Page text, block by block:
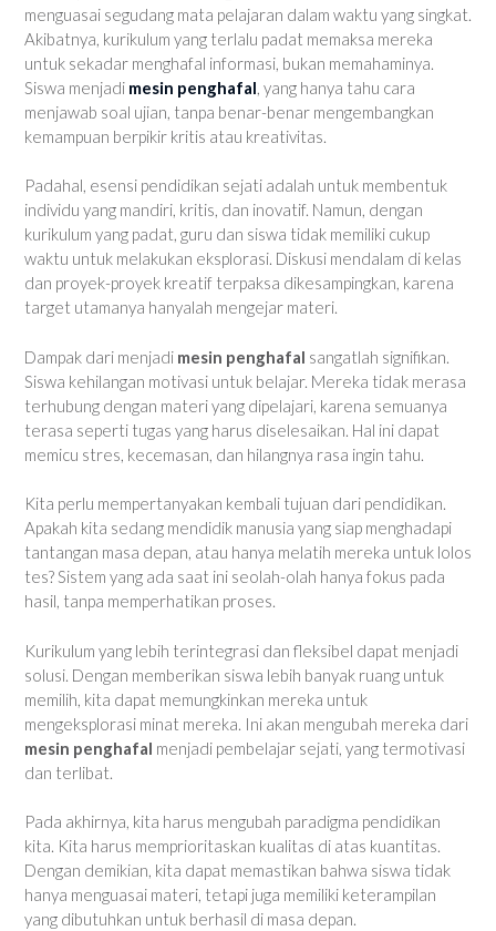
menguasai segudang mata pelajaran dalam waktu yang singkat.
Akibatnya, kurikulum yang terlalu padat memaksa mereka
untuk sekadar menghafal informasi, bukan memahaminya.
Siswa menjadi mesin penghafal, yang hanya tahu cara
menjawab soal ujian, tanpa benar-benar mengembangkan
kemampuan berpikir kritis atau kreativitas.
Padahal, esensi pendidikan sejati adalah untuk membentuk
individu yang mandiri, kritis, dan inovatif. Namun, dengan
kurikulum yang padat, guru dan siswa tidak memiliki cukup
waktu untuk melakukan eksplorasi. Diskusi mendalam di kelas
dan proyek-proyek kreatif terpaksa dikesampingkan, karena
target utamanya hanyalah mengejar materi.
Dampak dari menjadi mesin penghafal sangatlah signifikan.
Siswa kehilangan motivasi untuk belajar. Mereka tidak merasa
terhubung dengan materi yang dipelajari, karena semuanya
terasa seperti tugas yang harus diselesaikan. Hal ini dapat
memicu stres, kecemasan, dan hilangnya rasa ingin tahu.
Kita perlu mempertanyakan kembali tujuan dari pendidikan.
Apakah kita sedang mendidik manusia yang siap menghadapi
tantangan masa depan, atau hanya melatih mereka untuk lolos
tes? Sistem yang ada saat ini seolah-olah hanya fokus pada
hasil, tanpa memperhatikan proses.
Kurikulum yang lebih terintegrasi dan fleksibel dapat menjadi
solusi. Dengan memberikan siswa lebih banyak ruang untuk
memilih, kita dapat memungkinkan mereka untuk
mengeksplorasi minat mereka. Ini akan mengubah mereka dari
mesin penghafal menjadi pembelajar sejati, yang termotivasi
dan terlibat.
Pada akhirnya, kita harus mengubah paradigma pendidikan
kita. Kita harus memprioritaskan kualitas di atas kuantitas.
Dengan demikian, kita dapat memastikan bahwa siswa tidak
hanya menguasai materi, tetapi juga memiliki keterampilan
yang dibutuhkan untuk berhasil di masa depan.